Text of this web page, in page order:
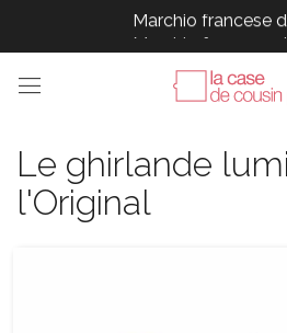
Marchio francese
Marchio francese
Marchio francese
Marchio francese
Le ghirlande
l'Original